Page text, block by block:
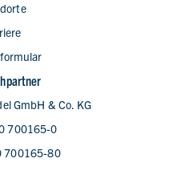
GmbH & Co. KG
700165-0
700165-80